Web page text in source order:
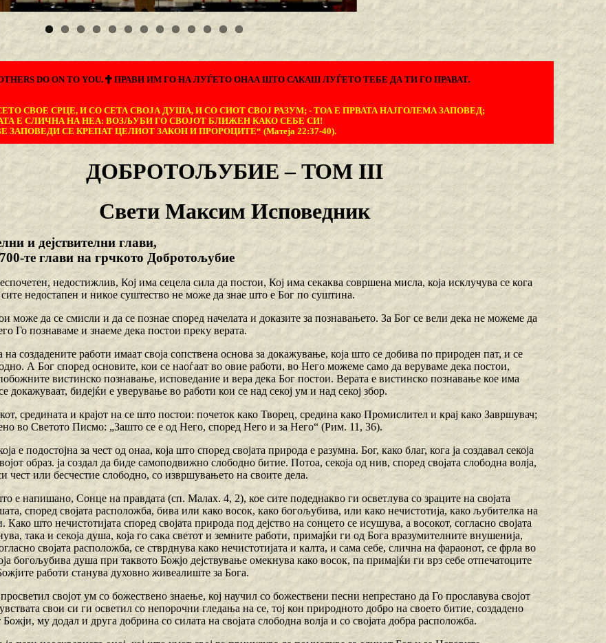
DO ON TO YOU. ПРАВИ ИМ ГО НА ЛУЃЕТО ОНАА ШТО САКАШ ЛУЃЕТО ТЕБЕ ДА ТИ ГО ПРАВАТ.
СВОЕ СРЦЕ, И СО СЕТА СВОЈА ДУША, И СО СИОТ СВОЈ РАЗУМ; - ТОА Е ПРВАТА НАЈГОЛЕМА ЗАПОВЕД;
Е СЛИЧНА НА НЕА: ВОЗЉУБИ ГО СВОЈОТ БЛИЖЕН КАКО СЕБЕ СИ!
ЗАПОВЕДИ СЕ КРЕПАТ ЦЕЛИОТ ЗАКОН И ПРОРОЦИТЕ“ (Матеја 22:37-40).
ДОБРОТОЉУБИЕ – TOM III
Свети Максим Исповедник
и дејствителни глави,
те глави на грчкото Добротољубие
недостижлив, Кој има сецела сила да постои, Кој има секаква совршена мисла, која исклучува се кога
сите недостапен и никое суштество не може да знае што е Бог по суштина.
може да се смисли и да се познае според начелата и доказите за познавањето. За Бог се вели дека не можеме да
Го познаваме и знаеме дека постои преку верата.
создадените работи имаат своја сопствена основа за докажување, која што се добива по природен пат, и се
А Бог според основите, кои се наоѓаат во овие работи, во Него можеме само да веруваме дека постои,
вистинско познавање, исповедание и вера дека Бог постои. Верата е вистинско познавање кое има
докажуваат, бидејќи е уверување во работи кои се над секој ум и над секој збор.
средината и крајот на се што постои: почеток како Творец, средина како Промислител и крај како Завршувач;
во Светото Писмо: „Зашто се е од Него, според Него и за Него“ (Рим. 11, 36).
е подостојна за чест од онаа, која што според својата природа е разумна. Бог, како благ, кога ја создавал секоја
образ. ја создал да биде самоподвижно слободно битие. Потоа, секоја од нив, според својата слободна волја,
чест или бесчестие слободно, со извршувањето на своите дела.
е напишано, Сонце на правдата (сп. Малах. 4, 2), кое сите подеднакво ги осветлува со зраците на својата
според својата расположба, бива или како восок, како богољубива, или како нечистотија, како љубителка на
Како што нечистотијата според својата природа под дејство на сонцето се исушува, а восокот, согласно својата
така и секоја душа, која го сака светот и земните работи, примајќи ги од Бога вразумителните внушенија,
својата расположба, се стврднува како нечистотијата и калта, и сама себе, слична на фараонот, се фрла во
богољубива душа при таквото Божјо дејствување омекнува како восок, па примајќи ги врз себе отпечатоците
работи станува духовно живеалиште за Бога.
својот ум со божествено знаење, кој научил со божествени песни непрестано да Го прославува својот
свои си ги осветил со непорочни гледања на се, тој кон природното добро на своето битие, создадено
Божји, му додал и друга добрина со силата на својата слободна волја и со својата добра расположба.